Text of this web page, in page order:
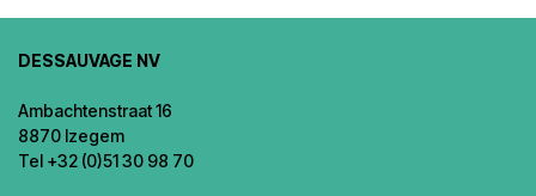
DESSAUVAGE NV
Ambachtenstraat 16
8870 Izegem
Tel +32 (0)51 30 98 70